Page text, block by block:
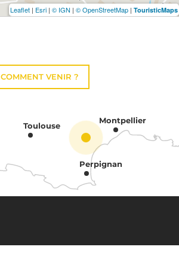
Leaflet | Esri | © IGN | © OpenStreetMap | TouristicMaps
COMMENT VENIR ?
Toulouse
Montpellier
Perpignan